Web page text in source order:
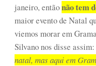
janeiro, entãonão tem
maior evento de Natal
viemos morar em
Silvano nos disse assim:
natal, mas aqui em